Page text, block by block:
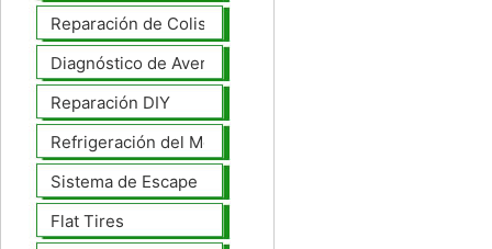
Reparación de Colisiones
Diagnóstico de Averías
Reparación DIY
Refrigeración del Motor
Sistema de Escape
Flat Tires